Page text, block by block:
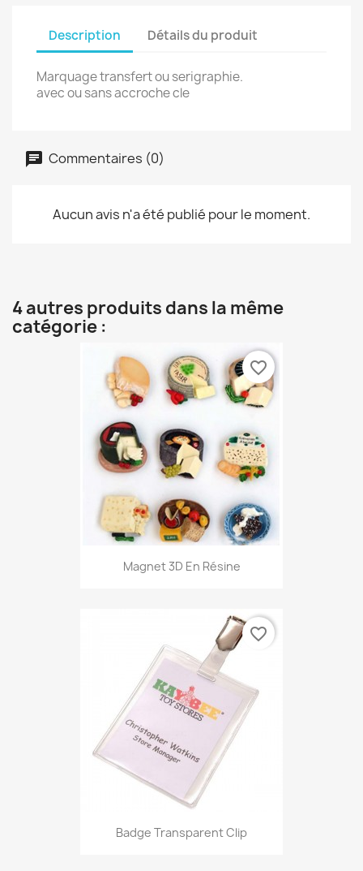
Description Détails du produit
Marquage transfert ou serigraphie.
avec ou sans accroche cle
Commentaires (0)
Aucun avis n'a été publié pour le moment.
4 autres produits dans la même
catégorie :
Magnet 3D En Résine
favorite_border
Badge Transparent Clip
favorite_border